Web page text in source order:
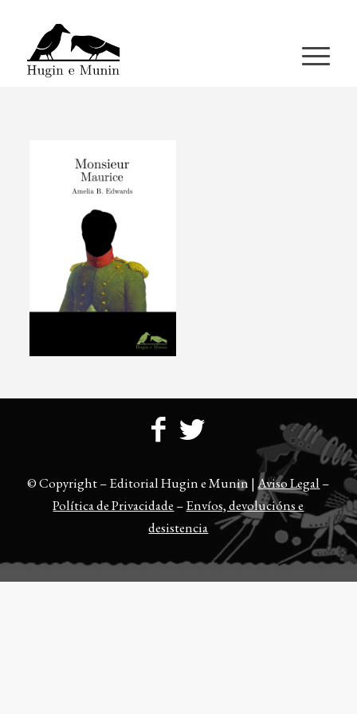
© Copyright – Editorial Hugin e Munin |Aviso Legal –
Política de Privacidade –Envíos, devolucións e
desistencia